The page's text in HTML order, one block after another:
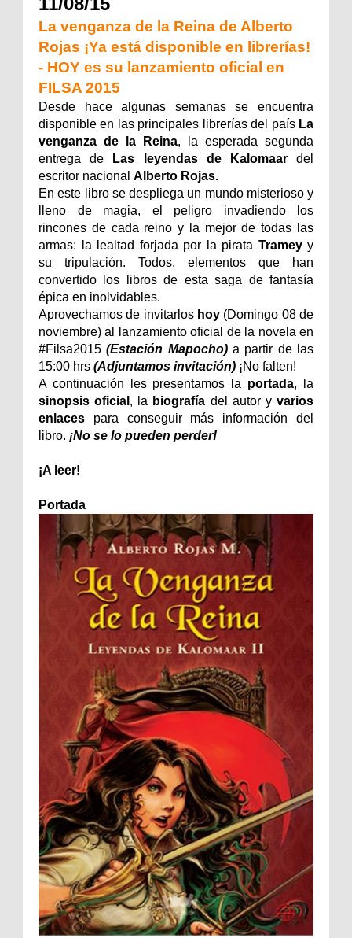
La venganza de la Reina de Alberto
Rojas ¡Ya está disponible en librerías!
- HOY es su lanzamiento oficial en
FILSA 2015
Desde hace algunas semanas se encuentra
disponible en las principales librerías del país La
venganza de la Reina, la esperada segunda
entrega de
Las leyendas de Kalomaardel
escritor nacional Alberto Rojas.
En este libro se despliega un mundo misterioso y
lleno de magia, el peligro invadiendo los
rincones de cada reino y la mejor de todas las
armas: la lealtad forjada por la pirata Tramey y
su tripulación. Todos, elementos que han
convertido los libros de esta saga de fantasía
épica en inolvidables.
Aprovechamos de invitarlos hoy (Domingo 08 de
noviembre) al lanzamiento oficial de la novela en
#Filsa2015 (Estación Mapocho)a partir de las
15:00 hrs (Adjuntamos invitación) ¡No falten!
A continuación les presentamos la portada, la
sinopsis oficial , la biografía del autor yvarios
enlaces para conseguir más información del
libro. ¡No se lo pueden perder!
¡A leer!
Portada